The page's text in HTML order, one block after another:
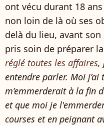
ont vécu durant 18
non loin de là où ses
delà du lieu, avant
pris soin de préparer
réglé toutes les affaires,
entendre parler. Moi j’ai
m’emmerderait à la fin
et que moi je
courses et en peignant